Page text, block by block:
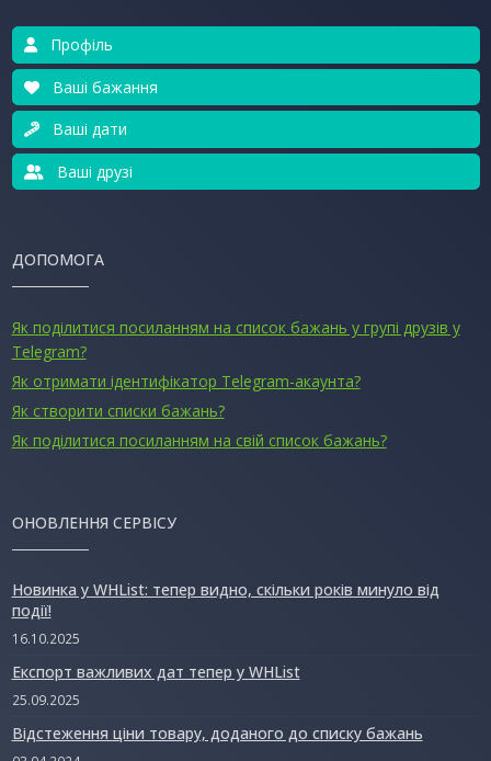
Профіль
Ваші бажання
Ваші дати
Ваші друзі
ДОПОМОГА
Як поділитися посиланням на список бажань у групі друзів у
Telegram?
Як отримати ідентифікатор Telegram-акаунта?
Як створити списки бажань?
Як поділитися посиланням на свій список бажань?
ОНОВЛЕННЯ СЕРВІСУ
Новинка у WHList: тепер видно, скільки років минуло від
події!
16.10.2025
Експорт важливих дат тепер у WHList
25.09.2025
Відстеження ціни товару, доданого до списку бажань